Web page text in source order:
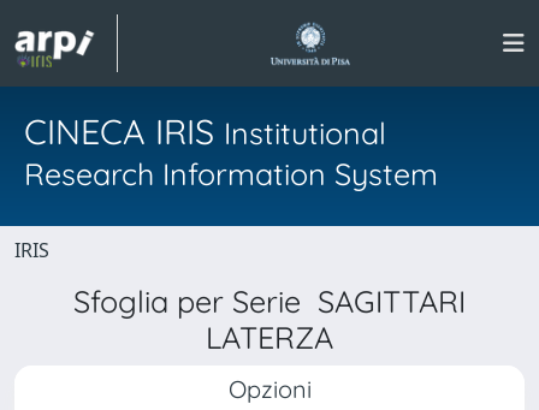
CINECA IRIS Institutional
Research Information System
IRIS
Sfoglia per Serie SAGITTARI
LATERZA
Opzioni